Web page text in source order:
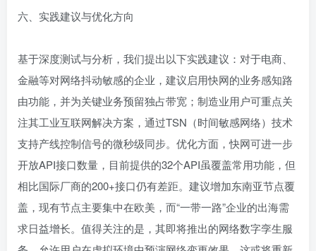
六、实践建议与优化方向
基于深度测试与分析，我们提出以下实践建议：对于电商、
金融等对网络抖动敏感的企业，建议启用快网的业务感知路
由功能，并为关键业务预留独占带宽；制造业用户可重点关
注其工业互联网解决方案，通过TSN（时间敏感网络）技术
支持产线控制信号的微秒级同步。优化方面，快网可进一步
开放API接口数量，目前提供的32个API虽覆盖常用功能，但
相比国际厂商的200+接口仍有差距。建议增加东南亚节点覆
盖，现有节点主要集中在欧美，而“一带一路”企业的出海需
求日益增长。值得关注的是，其即将推出的网络数字孪生服